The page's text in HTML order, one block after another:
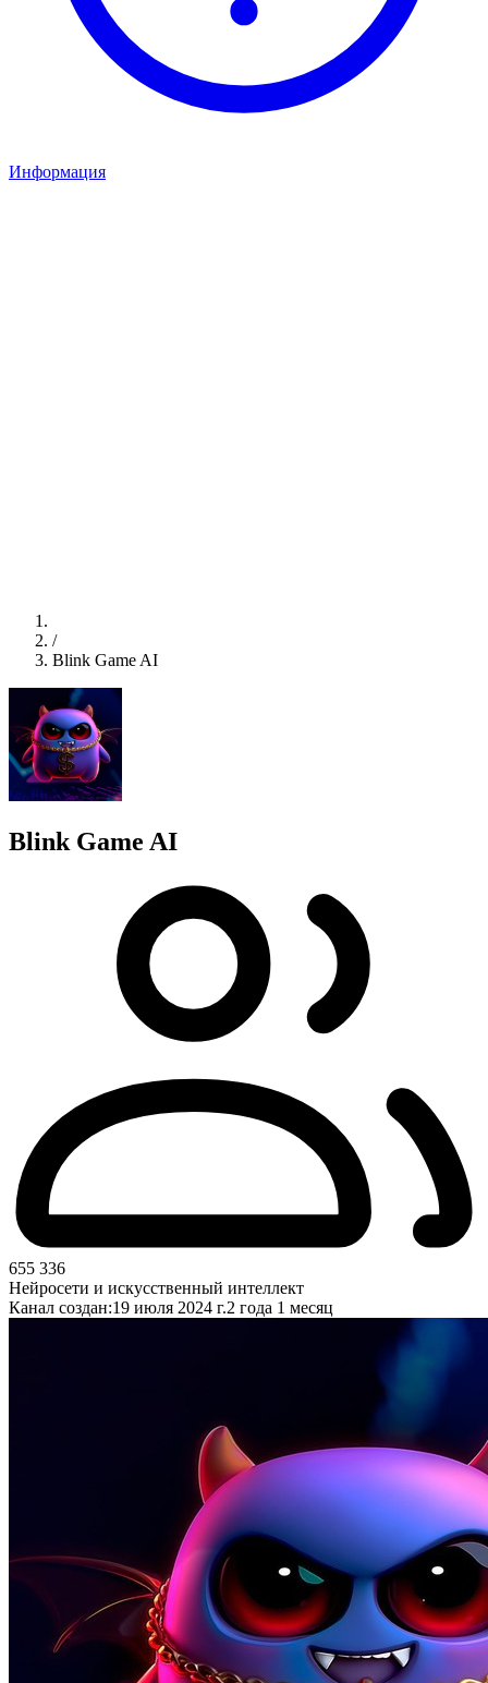
Информация
/
Blink Game AI
Blink Game AI
655 336
Нейросети и искусственный интеллект
Канал создан:19 июля 2024 г.2 года 1 месяц